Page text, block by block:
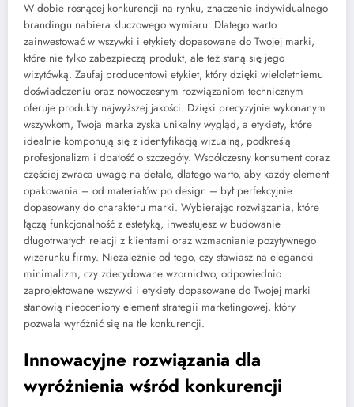
W dobie rosnącej konkurencji na rynku, znaczenie indywidualnego
brandingu nabiera kluczowego wymiaru. Dlatego warto
zainwestować w wszywki i etykiety dopasowane do Twojej marki,
które nie tylko zabezpieczą produkt, ale też staną się jego
wizytówką. Zaufaj producentowi etykiet, który dzięki wieloletniemu
doświadczeniu oraz nowoczesnym rozwiązaniom technicznym
oferuje produkty najwyższej jakości. Dzięki precyzyjnie wykonanym
wszywkom, Twoja marka zyska unikalny wygląd, a etykiety, które
idealnie komponują się z identyfikacją wizualną, podkreślą
profesjonalizm i dbałość o szczegóły. Współczesny konsument coraz
częściej zwraca uwagę na detale, dlatego warto, aby każdy element
opakowania – od materiałów po design – był perfekcyjnie
dopasowany do charakteru marki. Wybierając rozwiązania, które
łączą funkcjonalność z estetyką, inwestujesz w budowanie
długotrwałych relacji z klientami oraz wzmacnianie pozytywnego
wizerunku firmy. Niezależnie od tego, czy stawiasz na elegancki
minimalizm, czy zdecydowane wzornictwo, odpowiednio
zaprojektowane wszywki i etykiety dopasowane do Twojej marki
stanowią nieoceniony element strategii marketingowej, który
pozwala wyróżnić się na tle konkurencji.
Innowacyjne rozwiązania dla
wyróżnienia wśród konkurencji